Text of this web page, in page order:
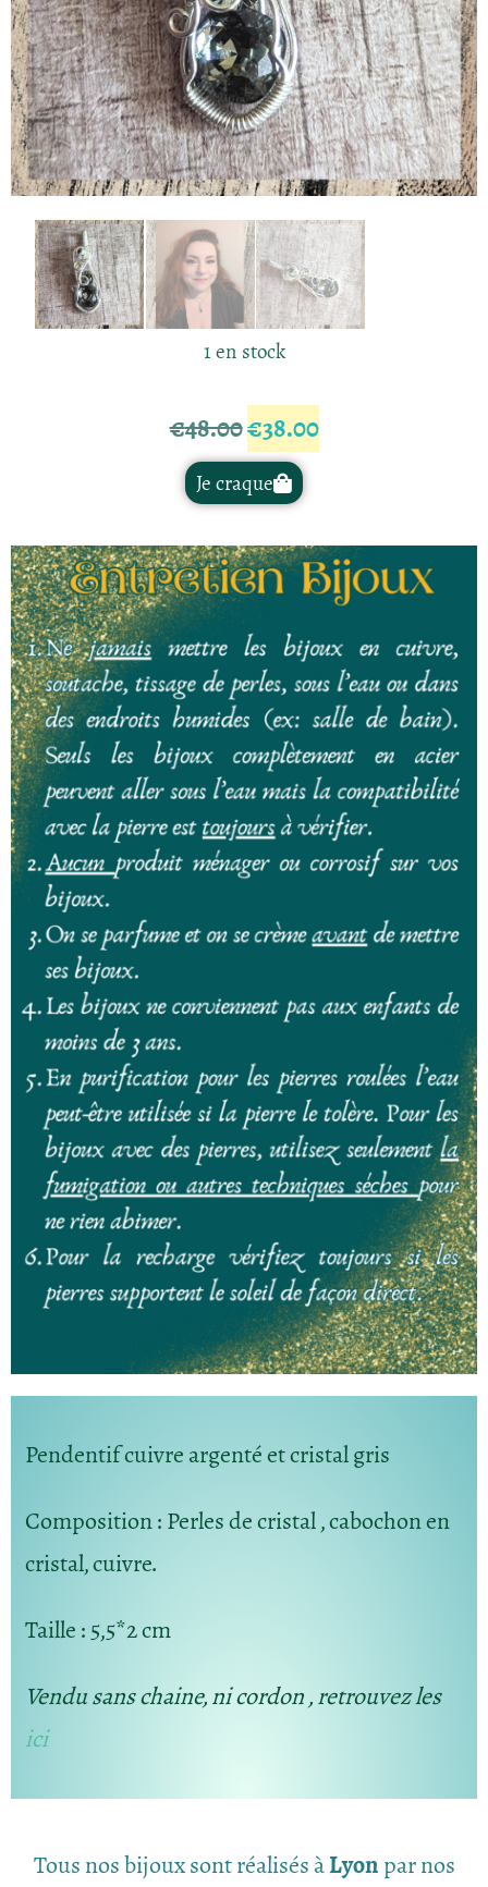
1 en stock
€48.00€38.00
Je craque
Pendentif cuivre argenté et cristal gris
Composition: Perles de cristal , cabochon en
cristal, cuivre.
Taille: 5,5*2 cm
Vendu sans chaine, ni cordon , retrouvez les
ici
Tous nos bijoux sont réalisés àLyonpar nos